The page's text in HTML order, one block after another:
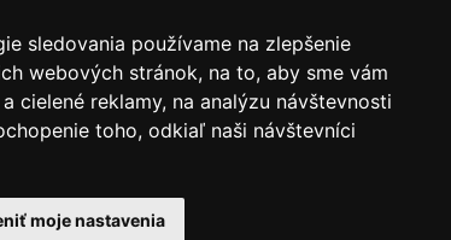
sledovania používame na zlepšenie
webových stránok, na to, aby sme vám
cielené reklamy, na analýzu návštevnosti
toho, odkiaľ naši návštevníci
moje nastavenia
0911 955 646
vlastníkov.